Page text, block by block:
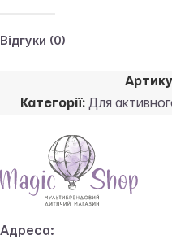
Відгуки (0)
Категорії: Для
Адреса: